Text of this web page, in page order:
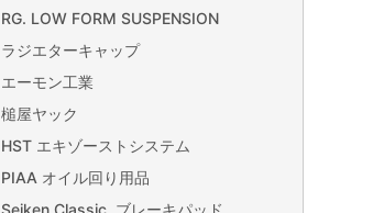
RG. LOW FORM SUSPENSION
ラジエターキャップ
エーモン工業
槌屋ヤック
HST エキゾーストシステム
PIAA オイル回り用品
Seiken Classic. ブレーキパッド